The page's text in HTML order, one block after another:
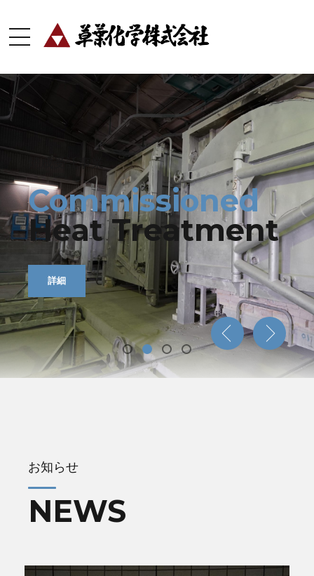
化学工業薬品製造販売
Manufacturing
Industrial
Chemicals
オンラインストア
焼成受託事業
Commissioned
Heat Treatment
詳細
釉薬用原料
CeramicRaw
Materials
製品一覧
釉薬オンライン販売
GlazeOnline
Store
オンラインショップ
お知らせ
NEWS